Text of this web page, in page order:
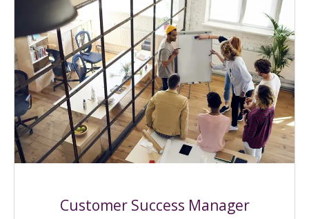
Customer Success Manager